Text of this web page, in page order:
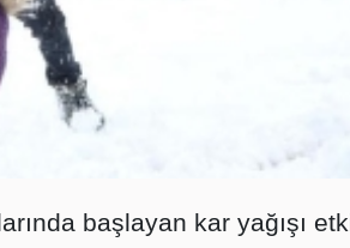
başlayan kar yağışı